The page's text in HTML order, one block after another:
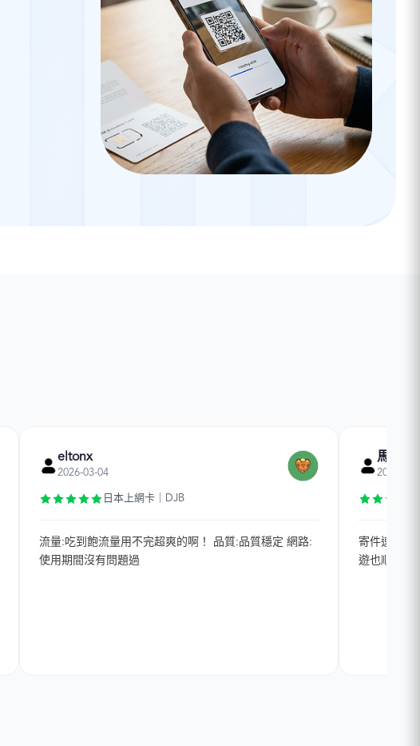
eltonx
2026-03-04
日本上網卡｜DJB
流量:吃到飽流量用不完超爽的啊！ 品質:品質穩定 網路:
使用期間沒有問題過
馬友友
2026-03-
寄件速度快
遊也順利